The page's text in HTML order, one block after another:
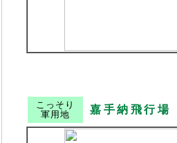
こっそり
軍用地
嘉手納飛行